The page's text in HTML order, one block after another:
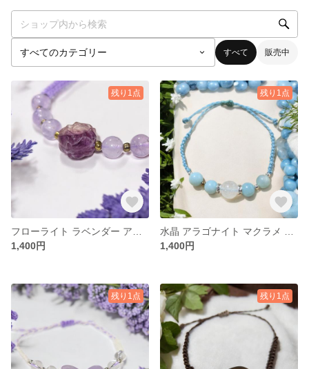
すべて 販売中
残り1点
1,400円
残り1点
1,400円
残り1点 残り1点